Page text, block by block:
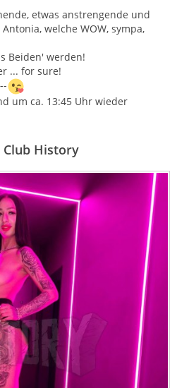
etwas anstrengende und
welche WOW, sympa,
Beiden' werden!
... for sure!
um ca. 13:45 Uhr wieder
History